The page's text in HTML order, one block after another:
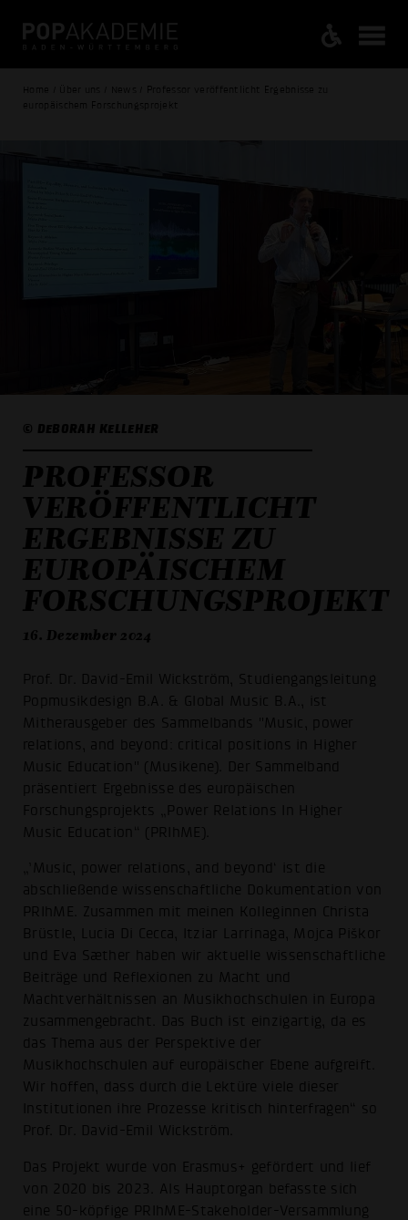
Home / Über uns / News / Professor veröffentlicht Ergebnisse zu
europäischem Forschungsprojekt
© DEBORAH KELLEHER
PROFESSOR
VERÖFFENTLICHT
ERGEBNISSE ZU
EUROPÄISCHEM
FORSCHUNGSPROJEKT
16. Dezember 2024
Prof. Dr. David-Emil Wickström, Studiengangsleitung
Popmusikdesign B.A. & Global Music B.A., ist
Mitherausgeber des Sammelbands "Music, power
relations, and beyond: critical positions in Higher
Music Education" (Musikene). Der Sammelband
präsentiert Ergebnisse des europäischen
Forschungsprojekts „Power Relations In Higher
Music Education“ (PRIhME).
„’Music, power relations, and beyond‘ ist die
abschließende wissenschaftliche Dokumentation von
PRIhME. Zusammen mit meinen Kolleginnen Christa
Brüstle, Lucia Di Cecca, Itziar Larrinaga, Mojca Piškor
und Eva Sæther haben wir aktuelle wissenschaftliche
Beiträge und Reflexionen zu Macht und
Machtverhältnissen an Musikhochschulen in Europa
zusammengebracht. Das Buch ist einzigartig, da es
das Thema aus der Perspektive der
Musikhochschulen auf europäischer Ebene aufgreift.
Wir hoffen, dass durch die Lektüre viele dieser
Institutionen ihre Prozesse kritisch hinterfragen“ so
Prof. Dr. David-Emil Wickström.
Das Projekt wurde von Erasmus+ gefördert und lief
von 2020 bis 2023. Als Hauptorgan befasste sich
eine 50-köpfige PRIhME-Stakeholder-Versammlung